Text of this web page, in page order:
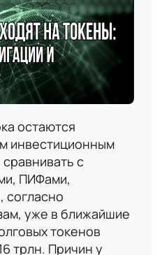
остаются
инвестиционным
с
ПИФами,
согласно
уже в ближайшие
токенов
трлн. Причин у